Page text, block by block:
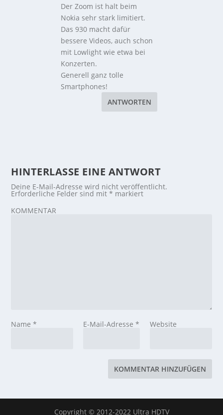
Der Zoom ist halt beim
Nokia sehr stark limitiert.
Das 930 macht dafür
bessere Videos, auch schon
mit Lowlight wie etwa bei
Konzerten.
Generell ganz tolle
Smartphones!
ANTWORTEN
HINTERLASSE EINE ANTWORT
Deine E-Mail-Adresse wird nicht veröffentlicht.
Erforderliche Felder sind mit* markiert
KOMMENTAR
Name* E-Mail-Adresse * Website
Copyright © 2012-2022 Ultra HDTV